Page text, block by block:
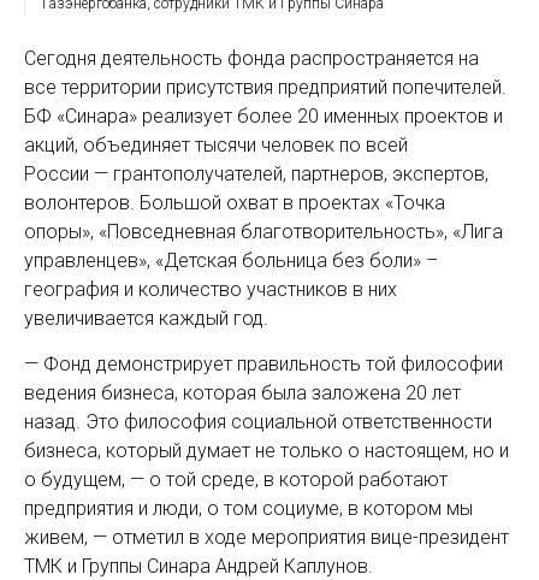
Газэнергобанка, сотрудники ТМК и Группы Синара
Сегодня деятельность фонда распространяется на
все территории присутствия предприятий попечителей.
БФ «Синара» реализует более 20 именных проектов и
акций, объединяет тысячи человек по всей
России — грантополучателей, партнеров, экспертов,
волонтеров. Большой охват в проектах «Точка
опоры», «Повседневная благотворительность», «Лига
управленцев», «Детская больница без боли» –
география и количество участников в них
увеличивается каждый год.
— Фонд демонстрирует правильность той философии
ведения бизнеса, которая была заложена 20 лет
назад. Это философия социальной ответственности
бизнеса, который думает не только о настоящем, но и
о будущем, — о той среде, в которой работают
предприятия и люди, о том социуме, в котором мы
живем, — отметил в ходе мероприятия вице-президент
ТМК и Группы Синара Андрей Каплунов.